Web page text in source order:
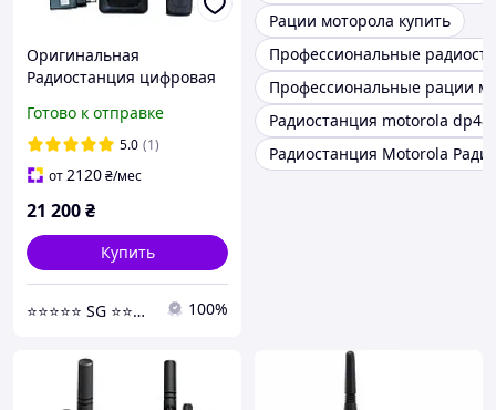
Оригинальная
Радиостанция цифровая
DP4800 VHF AES-256
шифрование
Готово к отправке
5.0 (1)
от2120₴/мес
21 200₴
Купить
⭐️⭐️⭐️⭐️⭐️ SG ⭐️⭐️⭐️⭐️⭐️ 100%
Рации моторола купить
Профессиональные
Профессиональные рации
Радиостанция motorola
Радиостанция Motorola